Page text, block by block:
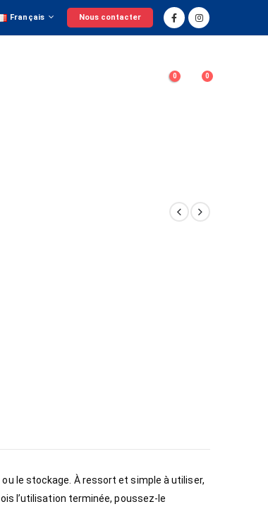
Français Nous contacter
0 0
le stockage. À ressort et simple à utiliser,
l’utilisation terminée, poussez-le